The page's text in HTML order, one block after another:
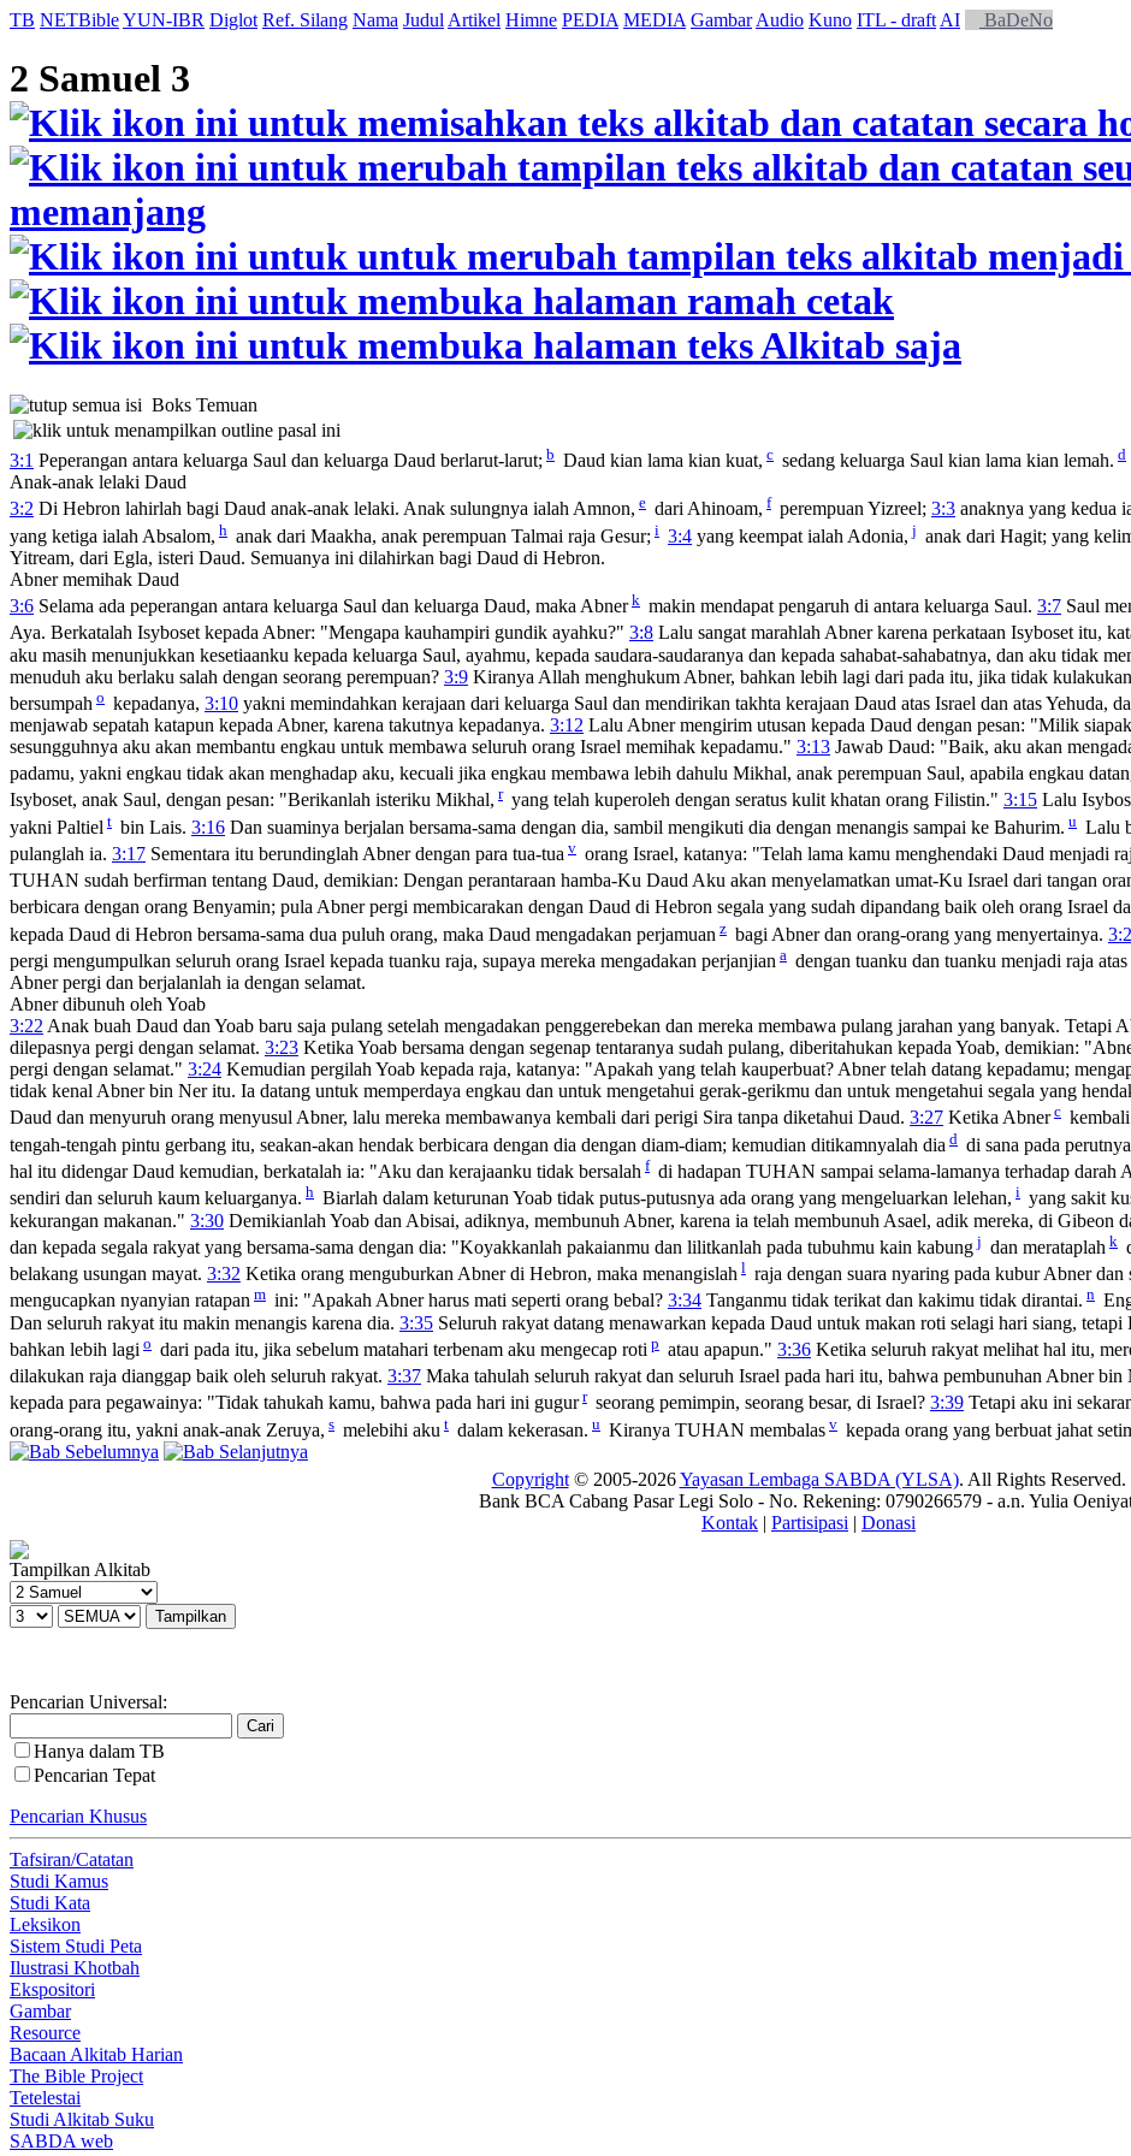
TB NETBibleYUN-IBR Diglot Ref. Silang Nama Judul Artikel Himne PEDIA MEDIA Gambar Audio Kuno ITL - draft AI BaDeNo
2 Samuel 3
Boks Temuan
3:1 Peperangan antara keluarga Saul dan keluarga Daud berlarut-larut; b Daud kian lama kian kuat, c sedang keluarga Saul kian lama kian lemah. d
Anak-anak lelaki Daud
3:2 Di Hebron lahirlah bagi Daud anak-anak lelaki. Anak sulungnya ialah Amnon, e dari Ahinoam, f perempuan Yizreel; 3:3 anaknya yang kedua
yang ketiga ialah Absalom, h anak dari Maakha, anak perempuan Talmai raja Gesur; i 3:4 yang keempat ialah Adonia, j anak dari Hagit; yang
Yitream, dari Egla, isteri Daud. Semuanya ini dilahirkan bagi Daud di Hebron.
Abner memihak Daud
3:6 Selama ada peperangan antara keluarga Saul dan keluarga Daud, maka Abner k makin mendapat pengaruh di antara keluarga Saul. 3:7 Saul
Aya. Berkatalah Isyboset kepada Abner: "Mengapa kauhampiri gundik ayahku?" 3:8 Lalu sangat marahlah Abner karena perkataan Isyboset itu,
aku masih menunjukkan kesetiaanku kepada keluarga Saul, ayahmu, kepada saudara-saudaranya dan kepada sahabat-sahabatnya, dan aku tidak
menuduh aku berlaku salah dengan seorang perempuan? 3:9 Kiranya Allah menghukum Abner, bahkan lebih lagi dari pada itu, jika tidak
bersumpah o kepadanya, 3:10 yakni memindahkan kerajaan dari keluarga Saul dan mendirikan takhta kerajaan Daud atas Israel dan atas Yehuda,
menjawab sepatah katapun kepada Abner, karena takutnya kepadanya. 3:12 Lalu Abner mengirim utusan kepada Daud dengan pesan: "Milik
sesungguhnya aku akan membantu engkau untuk membawa seluruh orang Israel memihak kepadamu." 3:13 Jawab Daud: "Baik, aku akan
padamu, yakni engkau tidak akan menghadap aku, kecuali jika engkau membawa lebih dahulu Mikhal, anak perempuan Saul, apabila engkau
Isyboset, anak Saul, dengan pesan: "Berikanlah isteriku Mikhal, r yang telah kuperoleh dengan seratus kulit khatan orang Filistin." 3:15 Lalu
yakni Paltiel t bin Lais. 3:16 Dan suaminya berjalan bersama-sama dengan dia, sambil mengikuti dia dengan menangis sampai ke Bahurim. u Lalu
pulanglah ia. 3:17 Sementara itu berundinglah Abner dengan para tua-tua v orang Israel, katanya: "Telah lama kamu menghendaki Daud menjadi
TUHAN sudah berfirman tentang Daud, demikian: Dengan perantaraan hamba-Ku Daud Aku akan menyelamatkan umat-Ku Israel dari tangan
berbicara dengan orang Benyamin; pula Abner pergi membicarakan dengan Daud di Hebron segala yang sudah dipandang baik oleh orang Israel
kepada Daud di Hebron bersama-sama dua puluh orang, maka Daud mengadakan perjamuan z bagi Abner dan orang-orang yang menyertainya.
pergi mengumpulkan seluruh orang Israel kepada tuanku raja, supaya mereka mengadakan perjanjian a dengan tuanku dan tuanku menjadi raja
Abner pergi dan berjalanlah ia dengan selamat.
Abner dibunuh oleh Yoab
3:22Anak buah Daud dan Yoab baru saja pulang setelah mengadakan penggerebekan dan mereka membawa pulang jarahan yang banyak. Tetapi
dilepasnya pergi dengan selamat. 3:23 Ketika Yoab bersama dengan segenap tentaranya sudah pulang, diberitahukan kepada Yoab, demikian:
pergi dengan selamat." 3:24 Kemudian pergilah Yoab kepada raja, katanya: "Apakah yang telah kauperbuat? Abner telah datang kepadamu;
tidak kenal Abner bin Ner itu. Ia datang untuk memperdaya engkau dan untuk mengetahui gerak-gerikmu dan untuk mengetahui segala yang
Daud dan menyuruh orang menyusul Abner, lalu mereka membawanya kembali dari perigi Sira tanpa diketahui Daud. 3:27 Ketika Abner c
tengah-tengah pintu gerbang itu, seakan-akan hendak berbicara dengan dia dengan diam-diam; kemudian ditikamnyalah dia d di sana pada
hal itu didengar Daud kemudian, berkatalah ia: "Aku dan kerajaanku tidak bersalah f di hadapan TUHAN sampai selama-lamanya terhadap darah
sendiri dan seluruh kaum keluarganya. h Biarlah dalam keturunan Yoab tidak putus-putusnya ada orang yang mengeluarkan lelehan, i yang sakit
kekurangan makanan." 3:30 Demikianlah Yoab dan Abisai, adiknya, membunuh Abner, karena ia telah membunuh Asael, adik mereka, di Gibeon
dan kepada segala rakyat yang bersama-sama dengan dia: "Koyakkanlah pakaianmu dan lilitkanlah pada tubuhmu kain kabung j dan merataplah k
belakang usungan mayat. 3:32 Ketika orang menguburkan Abner di Hebron, maka menangislah l raja dengan suara nyaring pada kubur Abner
mengucapkan nyanyian ratapan m ini: "Apakah Abner harus mati seperti orang bebal? 3:34 Tanganmu tidak terikat dan kakimu tidak dirantai. n
Dan seluruh rakyat itu makin menangis karena dia. 3:35 Seluruh rakyat datang menawarkan kepada Daud untuk makan roti selagi hari siang,
bahkan lebih lagi o dari pada itu, jika sebelum matahari terbenam aku mengecap roti p atau apapun." 3:36 Ketika seluruh rakyat melihat hal itu,
dilakukan raja dianggap baik oleh seluruh rakyat. 3:37 Maka tahulah seluruh rakyat dan seluruh Israel pada hari itu, bahwa pembunuhan Abner bin
kepada para pegawainya: "Tidak tahukah kamu, bahwa pada hari ini gugur r seorang pemimpin, seorang besar, di Israel? 3:39 Tetapi aku ini
orang-orang itu, yakni anak-anak Zeruya, s melebihi aku t dalam kekerasan. u Kiranya TUHAN membalas v kepada orang yang berbuat jahat
Copyright© 2005-2026Yayasan Lembaga SABDA (YLSA). All Rights Reserved.
Bank BCA Cabang Pasar Legi Solo - No. Rekening: 0790266579 - a.n. Yulia
Kontak | Partisipasi | Donasi
Tampilkan Alkitab
Pencarian Universal:
Hanya dalam TB
Pencarian Tepat
Pencarian Khusus
Tafsiran/Catatan
Studi Kamus
Studi Kata
Leksikon
Sistem Studi Peta
Ilustrasi Khotbah
Ekspositori
Gambar
Resource
Bacaan Alkitab Harian
The Bible Project
Tetelestai
Studi Alkitab Suku
SABDA web